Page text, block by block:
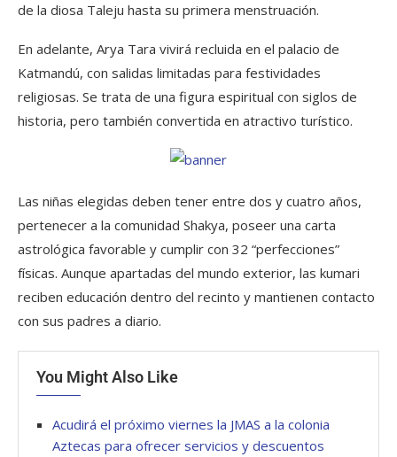
de la diosa Taleju hasta su primera menstruación.
En adelante, Arya Tara vivirá recluida en el palacio de
Katmandú, con salidas limitadas para festividades
religiosas. Se trata de una figura espiritual con siglos de
historia, pero también convertida en atractivo turístico.
Las niñas elegidas deben tener entre dos y cuatro años,
pertenecer a la comunidad Shakya, poseer una carta
astrológica favorable y cumplir con 32 “perfecciones”
físicas. Aunque apartadas del mundo exterior, las kumari
reciben educación dentro del recinto y mantienen contacto
con sus padres a diario.
You Might Also Like
Acudirá el próximo viernes la JMAS a la colonia
Aztecas para ofrecer servicios y descuentos